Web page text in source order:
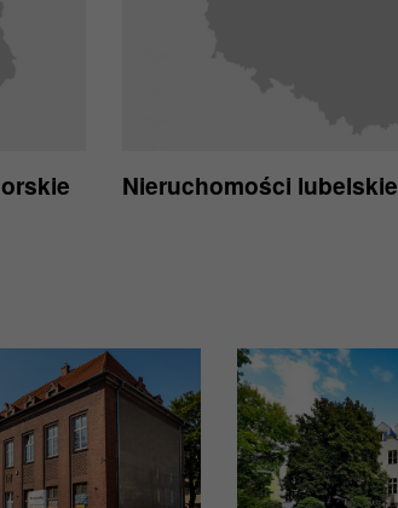
Nieruchomości lubelskie